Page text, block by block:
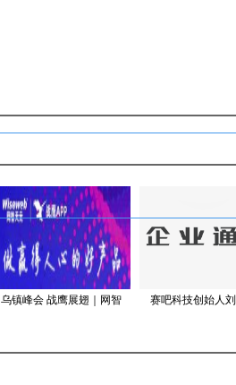
乌镇峰会 战鹰展翅｜网智 赛吧科技创始人